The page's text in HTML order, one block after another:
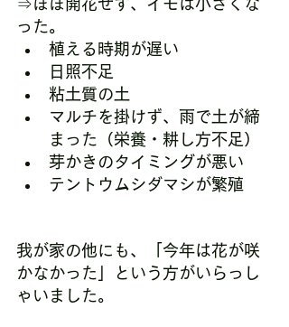
⇒ほぼ開花せず、イモは小さくな
った。
植える時期が遅い
日照不足
粘土質の土
マルチを掛けず、雨で土が締
まった（栄養・耕し方不足）
芽かきのタイミングが悪い
テントウムシダマシが繁殖
我が家の他にも、「今年は花が咲
かなかった」という方がいらっし
ゃいました。